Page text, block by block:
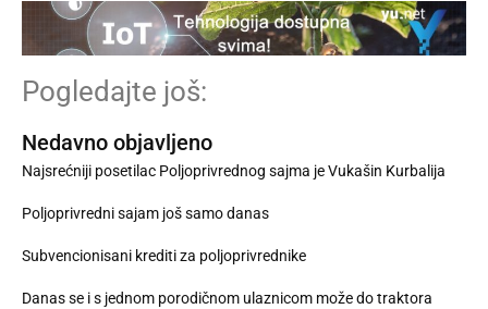
Pogledajte još:
Nedavno objavljeno
Najsrećniji posetilac Poljoprivrednog sajma je Vukašin Kurbalija
Poljoprivredni sajam još samo danas
Subvencionisani krediti za poljoprivrednike
Danas se i s jednom porodičnom ulaznicom može do traktora